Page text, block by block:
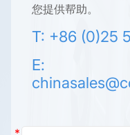
您提供帮助。
T: +86 (0)25
E: